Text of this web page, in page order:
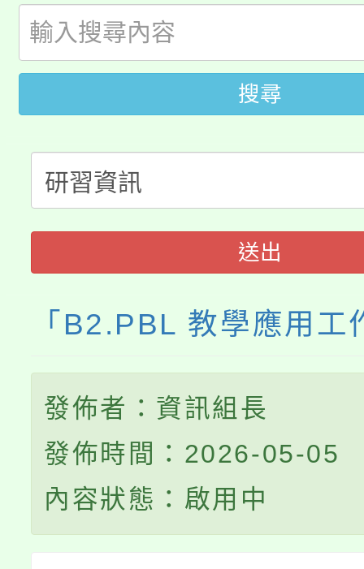
局官網。
8月14至27日，桃園電
開!
115年桃園市運動會8/
田徑場及游泳池舉行。
桃園市低收入戶享有免
視費優惠，中低收入戶
半價優惠，詳情可洽有
者。
份教師增能研習
大溪自造教育及科技中
份教師研習
會
搜尋
送出
「B2.PBL 教學應用工
發佈者：資訊組長
發佈時間：2026-05-05
內容狀態：啟用中